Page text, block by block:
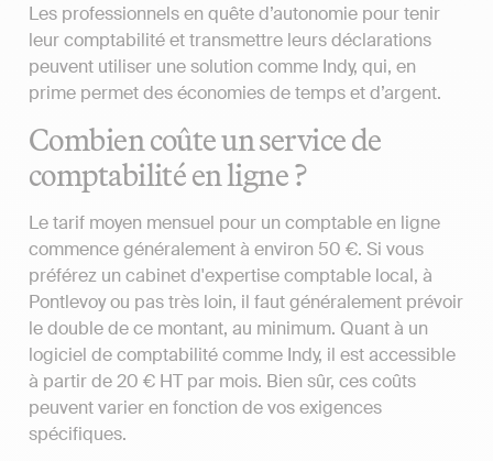
Les professionnels en quête d’autonomie pour tenir
leur comptabilité et transmettre leurs déclarations
peuvent utiliser une solution comme Indy, qui, en
prime permet des économies de temps et d’argent.
Combien coûte un service de
comptabilité en ligne ?
Le tarif moyen mensuel pour un comptable en ligne
commence généralement à environ 50 €. Si vous
préférez un cabinet d'expertise comptable local, à
Pontlevoy ou pas très loin, il faut généralement prévoir
le double de ce montant, au minimum. Quant à un
logiciel de comptabilité comme Indy, il est accessible
à partir de 20 € HT par mois. Bien sûr, ces coûts
peuvent varier en fonction de vos exigences
spécifiques.